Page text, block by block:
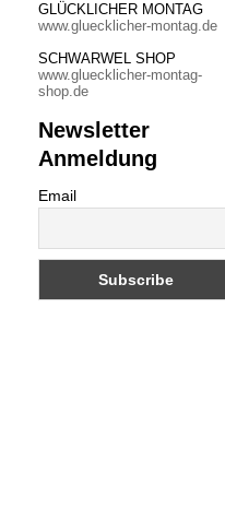
GLÜCKLICHER MONTAG
www.gluecklicher-montag.de
SCHWARWEL SHOP
www.gluecklicher-montag-
shop.de
Newsletter
Anmeldung
Email